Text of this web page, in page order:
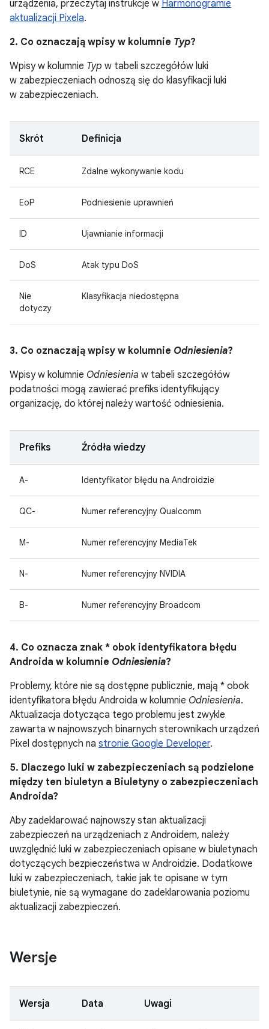
urządzenia, przeczytaj instrukcje w Harmonogramie
aktualizacji Pixela.
2. Co oznaczają wpisy w kolumnie Typ?
Wpisy w kolumnie Typ w tabeli szczegółów luki
w zabezpieczeniach odnoszą się do klasyfikacji luki
w zabezpieczeniach.
Skrót Definicja
RCE Zdalne wykonywanie kodu
EoP Podniesienie uprawnień
ID Ujawnianie informacji
DoS Atak typu DoS
Nie
dotyczy
Klasyfikacja niedostępna
3. Co oznaczają wpisy w kolumnie Odniesienia?
Wpisy w kolumnie Odniesienia w tabeli szczegółów
podatności mogą zawierać prefiks identyfikujący
organizację, do której należy wartość odniesienia.
Prefiks Źródła wiedzy
A- Identyfikator błędu na Androidzie
QC- Numer referencyjny Qualcomm
M- Numer referencyjny MediaTek
N- Numer referencyjny NVIDIA
B- Numer referencyjny Broadcom
4. Co oznacza znak * obok identyfikatora błędu
Androida w kolumnie Odniesienia?
Problemy, które nie są dostępne publicznie, mają * obok
identyfikatora błędu Androida w kolumnie Odniesienia.
Aktualizacja dotycząca tego problemu jest zwykle
zawarta w najnowszych binarnych sterownikach urządzeń
Pixel dostępnych na stronie Google Developer.
5. Dlaczego luki w zabezpieczeniach są podzielone
między ten biuletyn a Biuletyny o zabezpieczeniach
Androida?
Aby zadeklarować najnowszy stan aktualizacji
zabezpieczeń na urządzeniach z Androidem, należy
uwzględnić luki w zabezpieczeniach opisane w biuletynach
dotyczących bezpieczeństwa w Androidzie. Dodatkowe
luki w zabezpieczeniach, takie jak te opisane w tym
biuletynie, nie są wymagane do zadeklarowania poziomu
aktualizacji zabezpieczeń.
Wersje
Wersja Data Uwagi